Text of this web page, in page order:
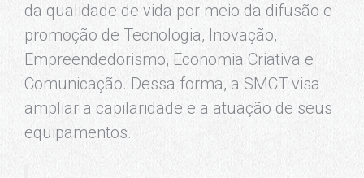
da qualidade de vida por meio da difusão e
promoção de Tecnologia, Inovação,
Empreendedorismo, Economia Criativa e
Comunicação. Dessa forma, a SMCT visa
ampliar a capilaridade e a atuação de seus
equipamentos.